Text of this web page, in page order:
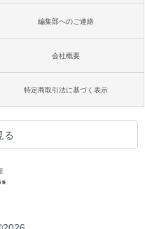
編集部へのご連絡
会社概要
特定商取引法に基づく表示
る